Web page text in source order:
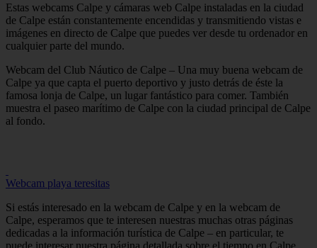
Estas webcams Calpe y cámaras web Calpe instaladas en la ciudad
de Calpe están constantemente encendidas y transmitiendo vistas e
imágenes en directo de Calpe que puedes ver desde tu ordenador en
cualquier parte del mundo.
Webcam del Club Náutico de Calpe – Una muy buena webcam de
Calpe ya que capta el puerto deportivo y justo detrás de éste la
famosa lonja de Calpe, un lugar fantástico para comer. También
muestra el paseo marítimo de Calpe con la ciudad principal de Calpe
al fondo.
Webcam playa teresitas
Si estás interesado en la webcam de Calpe y en la webcam de
Calpe, esperamos que te interesen nuestras muchas otras páginas
dedicadas a la información turística de Calpe – en particular, te
puede interesar nuestra página detallada sobre el tiempo en Calpe.